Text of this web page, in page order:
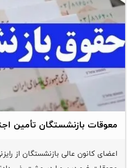
معوقات بازنشستگان تأمین
اعضای کانون عالی بازنشستگان از